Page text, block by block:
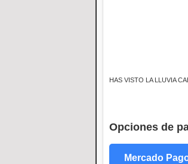
HAS VISTO LA LLUVIA
Opciones de
Mercado